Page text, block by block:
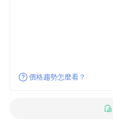
價格趨勢怎麼看？